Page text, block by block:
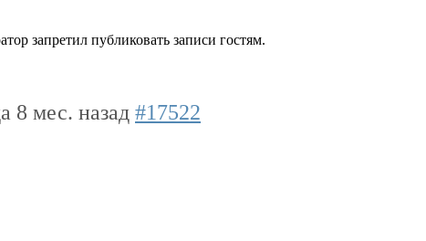
запретил публиковать записи гостям.
8 мес. назад #17522